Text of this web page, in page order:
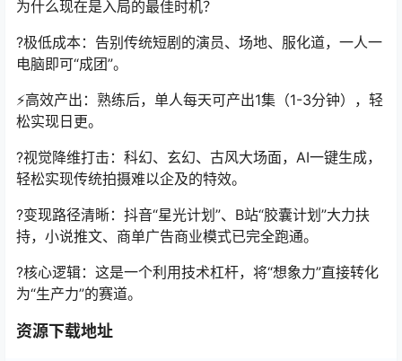
为什么现在是入局的最佳时机？
?极低成本：告别传统短剧的演员、场地、服化道，一人一
电脑即可“成团”。
⚡️高效产出：熟练后，单人每天可产出1集（1-3分钟），轻
松实现日更。
?视觉降维打击：科幻、玄幻、古风大场面，AI一键生成，
轻松实现传统拍摄难以企及的特效。
?变现路径清晰：抖音“星光计划”、B站“胶囊计划”大力扶
持，小说推文、商单广告商业模式已完全跑通。
?核心逻辑：这是一个利用技术杠杆，将“想象力”直接转化
为“生产力”的赛道。
资源下载地址